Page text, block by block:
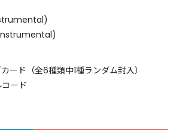
ード（全6種類中1種ランダム封入）
ード